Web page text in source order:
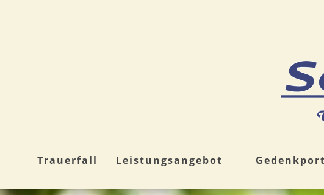
Trauerfall Leistungsangebot